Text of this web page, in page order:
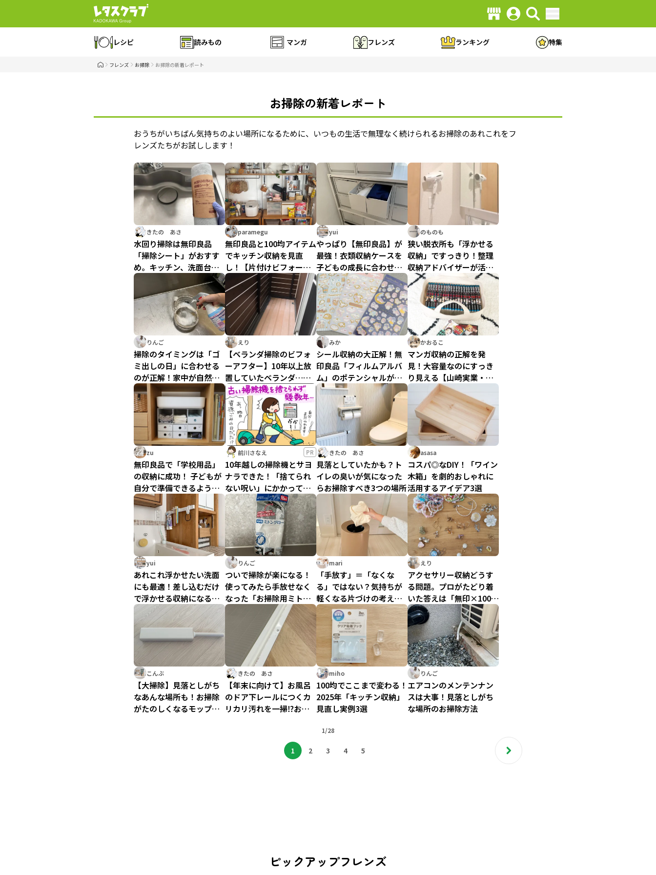
レシピ 読みもの マンガ フレンズ ランキング 特集
フレンズ お掃除 お掃除の新着レポート
お掃除の新着レポート
おうちがいちばん気持ちのよい場所になるために、いつもの生活で無理なく続けられるお掃除のあれこれをフ
レンズたちがお試しします！
きたの あさ
水回り掃除は無印良品
「掃除シート」がおすす
め。キッチン、洗面台、
お風呂場も…便利すぎ！
paramegu
無印良品と100均アイテム
でキッチン収納を見直
し！【片付けビフォーア
フター】
yui
やっぱり【無印良品】が
最強！衣類収納ケースを
子どもの成長に合わせて
使い回すコツ
のものも
狭い脱衣所も「浮かせる
収納」ですっきり！整理
収納アドバイザーが活用
する「山崎実業」の便利
グッズ
りんご
掃除のタイミングは「ゴ
ミ出しの日」に合わせる
のが正解！家中が自然に
片付く曜日別ルーティン
えり
【ベランダ掃除のビフォ
ーアフター】10年以上放
置していたベランダ…水
栓がなくてもお掃除でき
ました！
みか
シール収納の大正解！無
印良品「フィルムアルバ
ム」のポテンシャルが高
すぎる
かおるこ
マンガ収納の正解を発
見！大容量なのにすっき
り見える【山崎実業・
towerシリーズ】の神ア
イテム
zu
無印良品で「学校用品」
の収納に成功！ 子どもが
自分で準備できるように
なった仕組み
前川さなえ PR
10年越しの掃除機とサヨ
ナラできた！「捨てられ
ない呪い」にかかってい
た私が玄関から一歩も出
ずに断捨離成功！
きたの あさ
見落としていたかも？ト
イレの臭いが気になった
らお掃除すべき3つの場所
asasa
コスパ◎なDIY！「ワイン
木箱」を劇的おしゃれに
活用するアイデア3選
yui
あれこれ浮かせたい洗面
にも最適！差し込むだけ
で浮かせる収納になる神
アイテム
りんご
ついで掃除が楽になる！
使ってみたら手放せなく
なった「お掃除用ミトン
グローブ」
mari
「手放す」＝「なくな
る」ではない？気持ちが
軽くなる片づけの考え方
を整理収納アドバイザー
が伝授
えり
アクセサリー収納どうす
る問題。プロがたどり着
いた答えは「無印×100
均」の最強タッグ
こんぶ
【大掃除】見落としがち
なあんな場所も！お掃除
がたのしくなるモップが
きたの あさ
【年末に向けて】お風呂
のドア下レールにつくカ
リカリ汚れを一掃⁉お掃
miho
100均でここまで変わる！
2025年「キッチン収納」
見直し実例3選
りんご
エアコンのメンテンナン
スは大事！見落としがち
な場所のお掃除方法
1/28
1 2 3 4 5
ピックアップフレンズ